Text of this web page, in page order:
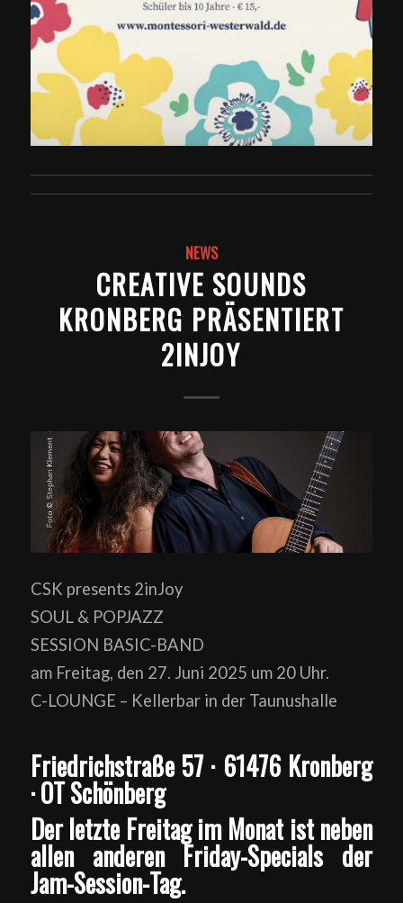
NEWS
CREATIVE SOUNDS
KRONBERG PRÄSENTIERT
2INJOY
CSK presents 2inJoy
SOUL & POPJAZZ
SESSION BASIC-BAND
am Freitag, den 27. Juni 2025 um 20 Uhr.
C-LOUNGE – Kellerbar in der Taunushalle
Friedrichstraße 57 · 61476 Kronberg
· OT Schönberg
Der letzte Freitag im Monat ist neben
allen anderen Friday-Specials der
Jam-Session-Tag.